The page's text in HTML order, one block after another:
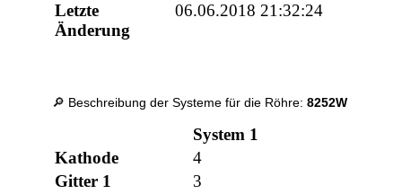
Letzte
Änderung
06.06.2018 21:32:24
🔎 Beschreibung der Systeme für die Röhre:8252W
System 1
Kathode
4
Gitter 1
3